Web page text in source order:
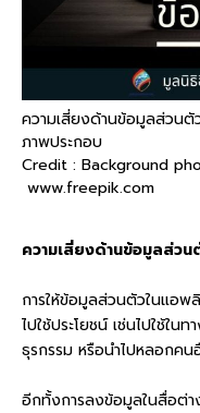
ความเสี่ยงด้านข้อมูลส่วนตั
ภาพประกอบ
Credit : Background
www.freepik.com
ความเสี่ยงด้านข้อมูลส่วน
การให้ข้อมูลส่วนตัวในแอพ
ไปใช้ประโยชน์ เช่นไปใช้ใ
ธุรกรรม หรือนำไปหลอกค
อีกทั้งการลงข้อมูลในสื่อต่